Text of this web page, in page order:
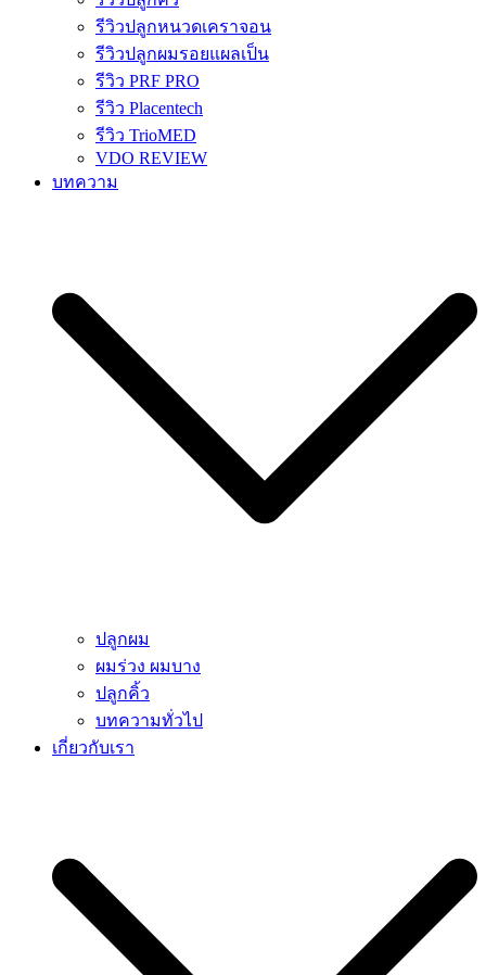
รีวิวปลูกหนวดเคราจอน
รีวิวปลูกผมรอยแผลเป็น
รีวิว PRF PRO
รีวิว Placentech
รีวิว TrioMED
VDO REVIEW
บทความ
ปลูกผม
ผมร่วง ผมบาง
ปลูกคิ้ว
บทความทั่วไป
เกี่ยวกับเรา